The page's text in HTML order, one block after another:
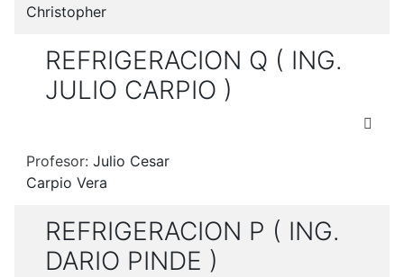
Christopher
REFRIGERACION Q ( ING.
JULIO CARPIO )
Profesor: Julio Cesar
Carpio Vera
REFRIGERACION P ( ING.
DARIO PINDE )